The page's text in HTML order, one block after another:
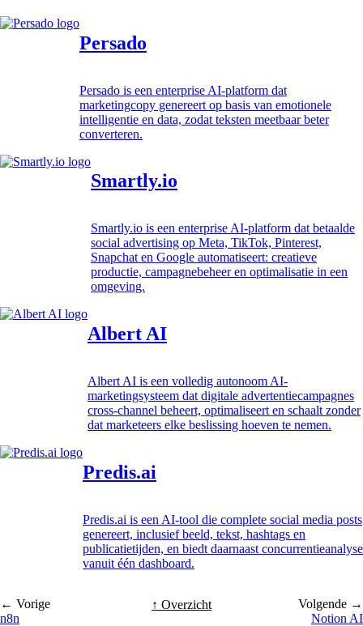
Persado
Persado is een enterprise AI-platform dat
marketingcopy genereert op basis van emotionele
intelligentie en data, zodat teksten meetbaar beter
converteren.
Smartly.io
Smartly.io is een enterprise AI-platform dat betaalde
social advertising op Meta, TikTok, Pinterest,
Snapchat en Google automatiseert: creatieve
productie, campagnebeheer en optimalisatie in een
omgeving.
Albert AI
Albert AI is een volledig autonoom AI-
marketingsysteem dat digitale advertentiecampagnes
cross-channel beheert, optimaliseert en schaalt zonder
dat marketeers elke beslissing hoeven te nemen.
Predis.ai
Predis.ai is een AI-tool die complete social media posts
genereert, inclusief beeld, tekst, hashtags en
publicatietijden, en biedt daarnaast concurrentieanalyse
vanuit één dashboard.
← Vorige
n8n
↑ Overzicht
Volgende →
Notion AI